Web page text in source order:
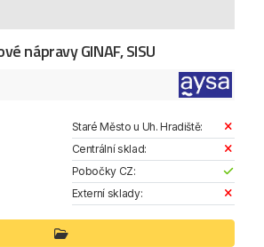
nápravy GINAF, SISU
Staré Město u Uh. Hradiště:
Centrální sklad:
Pobočky CZ:
Externí sklady: